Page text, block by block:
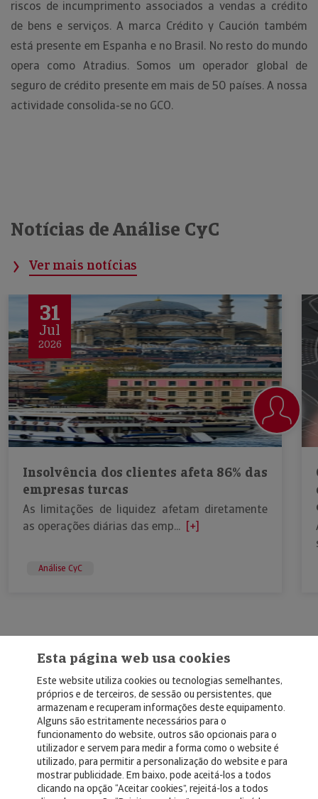
riscos de incumprimento associados a vendas a crédito
de bens e serviços. A marca Crédito y Caución também
está presente em Espanha e no Brasil. No resto do mundo
opera como Atradius. Somos um operador global de
seguro de crédito presente em mais de 50 países. A nossa
actividade consolida-se no GCO.
Notícias de Análise CyC
Ver mais notícias
31
Jul
2026
Insolvência dos clientes afeta 86% das
empresas turcas
As limitações de liquidez afetam diretamente
as operações diárias das emp... [+]
Análise CyC
© Copyright 2026, Crédito y Caución
Aviso Legal
Política de Privacidad
Esta página web usa cookies
Este website utiliza cookies ou tecnologias semelhantes,
próprios e de terceiros, de sessão ou persistentes, que
armazenam e recuperam informações deste equipamento.
Alguns são estritamente necessários para o
funcionamento do website, outros são opcionais para o
utilizador e servem para medir a forma como o website é
utilizado, para permitir a personalização do website e para
mostrar publicidade. Em baixo, pode aceitá-los a todos
clicando na opção “Aceitar cookies”, rejeitá-los a todos